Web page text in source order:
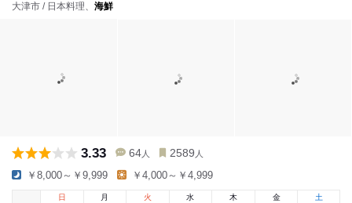
大津市 / 日本料理、 海鮮
3.33 64 人 2589 人
￥8,000～￥9,999 ￥4,000～￥4,999
日
月 火 水 木 金 土